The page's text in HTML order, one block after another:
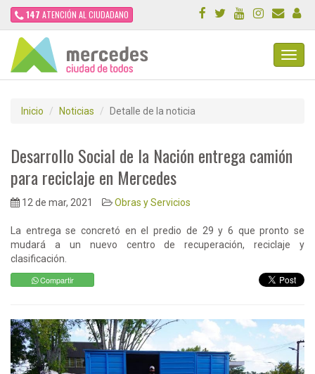
147 ATENCIÓN AL CIUDADANO
Inicio Noticias Detalle de la noticia
Desarrollo Social de la Nación entrega camión
para reciclaje en Mercedes
12 de mar, 2021 Obras y Servicios
La entrega se concretó en el predio de 29 y 6 que pronto se
mudará a un nuevo centro de recuperación, reciclaje y
clasificación.
Compartir